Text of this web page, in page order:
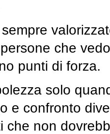
sempre
che
punti di forza.
solo
e confronto
che non